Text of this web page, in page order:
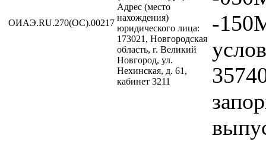
ОИАЭ.RU.270(ОС).00217
Адрес (место
нахождения)
юридического лица:
173021, Новгородская
область, г. Великий
Новгород, ул.
Нехинская, д. 61,
кабинет 3211
-